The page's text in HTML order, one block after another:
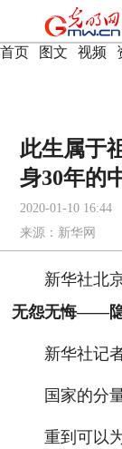
首页 图文 视频
此生属于
身30年的
2020-01-10 16:44
来源： 新华网
新华社北京
无怨无悔——隐
新华社记者
国家的分量
重到可以为